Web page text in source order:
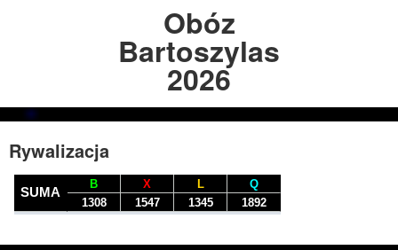
Obóz
Bartoszylas
2026
Rywalizacja